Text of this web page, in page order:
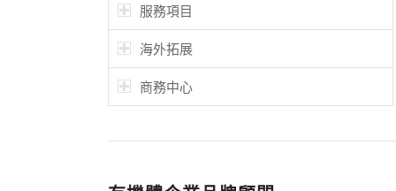
服務項目
海外拓展
商務中心